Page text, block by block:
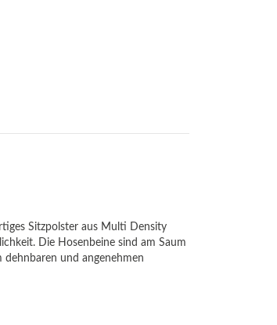
Sitzpolster aus Multi Density
Die Hosenbeine sind am Saum
dehnbaren und angenehmen